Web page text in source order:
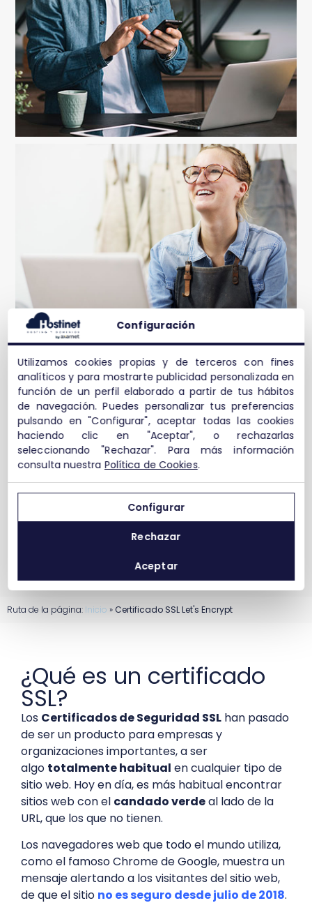
Ruta de la página: Inicio »Certificado SSL Let's Encrypt
¿Qué es un certificado
SSL?
Los Certificados de Seguridad SSL han pasado
de ser un producto para empresas y
organizaciones importantes, a ser
algo totalmente habitual en cualquier tipo de
sitio web. Hoy en día, es más habitual encontrar
sitios web con el candado verdeal lado de la
URL, que los que no tienen.
Los navegadores web que todo el mundo utiliza,
como el famoso Chrome de Google, muestra un
mensaje alertando a los visitantes del sitio web,
de que el sitio no es seguro desde julio de 2018.
Configuración
Utilizamos cookies propias y de terceros con fines
analíticos y para mostrarte publicidad personalizada en
función de un perfil elaborado a partir de tus hábitos
de navegación. Puedes personalizar tus preferencias
pulsando en "Configurar", aceptar todas las cookies
haciendo clic en "Aceptar", o rechazarlas
seleccionando "Rechazar". Para más información
consulta nuestra Política de Cookies.
Configurar
Rechazar
Aceptar